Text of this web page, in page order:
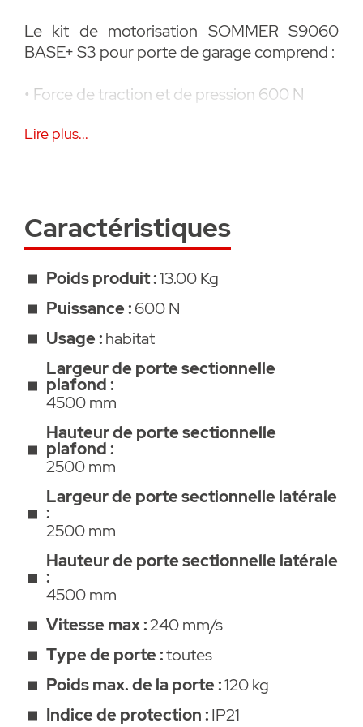
Le kit de motorisation SOMMER S9060
BASE+ S3 pour porte de garage comprend :
• Force de traction et de pression 600 N
• Chariot avec récepteur radio intégré (MF
• Éclairage à LED dans le chariot
programmés Pearl (# 4018V000)
• Rail de roulement (2750MM) en trois
parties, chariot, commande plafonnière,
suspension plafonnière, fixation contre la
chute, bras de poussée, équerre de ferrure
de porte et matériel de fixation.
• une garantie de 5 ans
• De nombreuses extensions et options
disponibles : Lock (1651V000), Senso
(10371), Memo (10373), Lumi+ (7041V000),
Buzzer (7043V000), Laser (10378), Relay
(7042V000), Motion (S10343-00001),
Accu (S10523-00001), Conex (S10807-
00001), Output OC (S10854-00001),
LIFTer (S10941-00001).
Le kit SOMMER S9060 BASE+ 600N
(S15018-00061) est un kit tout compris,
complet. Cette motorisation est prête à être
Lire plus...
Caractéristiques
Poids produit :13.00 Kg
Puissance :600 N
Usage :habitat
Largeur de porte sectionnelle
plafond :
4500 mm
Hauteur de porte sectionnelle
plafond :
2500 mm
Largeur de porte sectionnelle latérale
:
2500 mm
Hauteur de porte sectionnelle latérale
:
4500 mm
Vitesse max :240 mm/s
Type de porte :toutes
Poids max. de la porte :120 kg
Indice de protection :IP21